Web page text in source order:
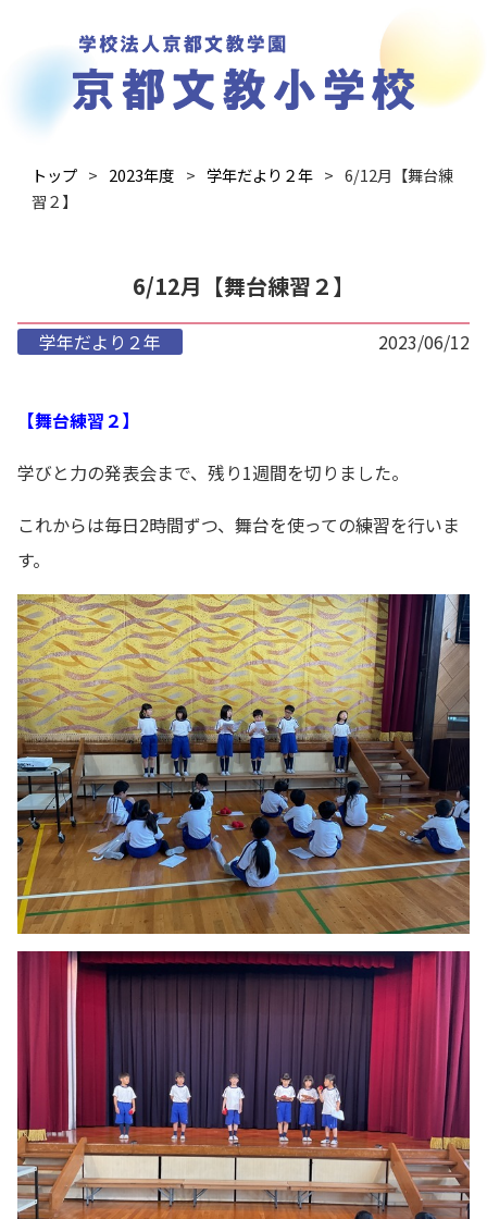
トップ 2023年度 学年だより２年
6/12月【舞台練
習２】
6/12月【舞台練習２】
学年だより２年 2023/06/12
【舞台練習２】
学びと力の発表会まで、残り1週間を切りました。
これからは毎日2時間ずつ、舞台を使っての練習を行いま
す。